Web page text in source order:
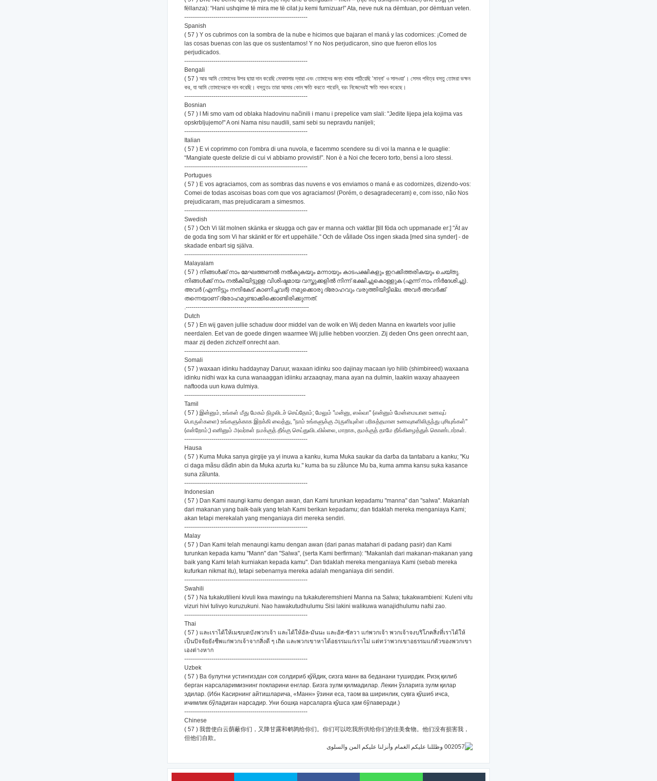
fëllanza): “Hani ushqime të mira me të cilat ju kemi furnizuar!” Ata, neve nuk na dëmtuan, por dëmtuan veten.
---------------------------------------------------------------
Spanish
( 57 ) Y os cubrimos con la sombra de la nube e hicimos que bajaran el maná y las codornices: ¡Comed de
las cosas buenas con las que os sustentamos! Y no Nos perjudicaron, sino que fueron ellos los
perjudicados.
---------------------------------------------------------------
Bengali
( 57 ) আর আমি তোমাদের উপর ছায়া দান করেছি মেঘমালার দ্বারা এবং তোমাদের জন্য খাবার পাঠিয়েছি ’মান্না’ ও সালওয়া’। সেসব পবিত্র বস্তু তোমরা ভক্ষন
কর, যা আমি তোমাদেরকে দান করেছি। বস্তুতঃ তারা আমার কোন ক্ষতি করতে পারেনি, বরং নিজেদেরই ক্ষতি সাধন করেছে।
---------------------------------------------------------------
Bosnian
( 57 ) I Mi smo vam od oblaka hladovinu načinili i manu i prepelice vam slali: "Jedite lijepa jela kojima vas
opskrbljujemo!" A oni Nama nisu naudili, sami sebi su nepravdu nanijeli;
---------------------------------------------------------------
Italian
( 57 ) E vi coprimmo con l'ombra di una nuvola, e facemmo scendere su di voi la manna e le quaglie:
“Mangiate queste delizie di cui vi abbiamo provvisti!”. Non è a Noi che fecero torto, bensì a loro stessi.
---------------------------------------------------------------
Portugues
( 57 ) E vos agraciamos, com as sombras das nuvens e vos enviamos o maná e as codornizes, dizendo-vos:
Comei de todas ascoisas boas com que vos agraciamos! (Porém, o desagradeceram) e, com isso, não Nos
prejudicaram, mas prejudicaram a simesmos.
---------------------------------------------------------------
Swedish
( 57 ) Och Vi lät molnen skänka er skugga och gav er manna och vaktlar [till föda och uppmanade er:] "Ät av
de goda ting som Vi har skänkt er för ert uppehälle." Och de vållade Oss ingen skada [med sina synder] - de
skadade enbart sig själva.
---------------------------------------------------------------
Malayalam
( 57 ) നിങ്ങള്‍ക്ക് നാം മേഘത്തണല്‍ നല്‍കുകയും മന്നായും കാടപക്ഷികളും ഇറക്കിത്തരികയും ചെയ്തു.
നിങ്ങള്‍ക്ക് നാം നല്‍കിയിട്ടുള്ള വിശിഷ്ടമായ വസ്തുക്കളില്‍ നിന്ന് ഭക്ഷിച്ചുകൊള്ളുക (എന്ന് നാം നിര്‍ദേശിച്ചു).
അവര്‍ (എന്നിട്ടും നന്ദികേട് കാണിച്ചവര്‍) നമുക്കൊരു ദ്രോഹവും വരുത്തിയിട്ടില്ല. അവര്‍ അവര്‍ക്ക്
തന്നെയാണ് ദ്രോഹമുണ്ടാക്കിക്കൊണ്ടിരിക്കുന്നത്‌.
.---------------------------------------------------------------
Dutch
( 57 ) En wij gaven jullie schaduw door middel van de wolk en Wij deden Manna en kwartels voor jullie
neerdalen. Eet van de goede dingen waarmee Wij jullie hebben voorzien. Zij deden Ons geen onrecht aan,
maar zij deden zichzelf onrecht aan.
---------------------------------------------------------------
Somali
( 57 ) waxaan idinku haddaynay Daruur, waxaan idinku soo dajinay macaan iyo hilib (shimbireed) waxaana
idinku nidhi wax ka cuna wanaaggan idiinku arzaaqnay, mana ayan na dulmin, laakiin waxay ahaayeen
naftooda uun kuwa dulmiya.
--------------------------------------------------------------
Tamil
( 57 ) இன்னும், உங்கள் மீது மேகம் நிழலிடச் செய்தோம்; மேலும் "மன்னு, ஸல்வா" (என்னும் மேன்மையான உணவுப்
பொருள்களை) உங்களுக்காக இறக்கி வைத்து, "நாம் உங்களுக்கு அருளியுள்ள பரிசுத்தமான உணவுகளிலிருந்து புசியுங்கள்"
(என்றோம்;) எனினும் அவர்கள் நமக்குத் தீங்கு செய்துவிடவில்லை, மாறாக, தமக்குத் தாமே தீங்கிழைத்துக் கொண்டார்கள்.
---------------------------------------------------------------
Hausa
( 57 ) Kuma Muka sanya girgije ya yi inuwa a kanku, kuma Muka saukar da darɓa da tantabaru a kanku; "Ku
ci daga mãsu dãɗin abin da Muka azurta ku." kuma ba su zãlunce Mu ba, kuma amma kansu suka kasance
suna zãlunta.
---------------------------------------------------------------
Indonesian
( 57 ) Dan Kami naungi kamu dengan awan, dan Kami turunkan kepadamu "manna" dan "salwa". Makanlah
dari makanan yang baik-baik yang telah Kami berikan kepadamu; dan tidaklah mereka menganiaya Kami;
akan tetapi merekalah yang menganiaya diri mereka sendiri.
---------------------------------------------------------------
Malay
( 57 ) Dan Kami telah menaungi kamu dengan awan (dari panas matahari di padang pasir) dan Kami
turunkan kepada kamu "Mann" dan "Salwa", (serta Kami berfirman): "Makanlah dari makanan-makanan yang
baik yang Kami telah kurniakan kepada kamu". Dan tidaklah mereka menganiaya Kami (sebab mereka
kufurkan nikmat itu), tetapi sebenarnya mereka adalah menganiaya diri sendiri.
---------------------------------------------------------------
Swahili
( 57 ) Na tukakutilieni kivuli kwa mawingu na tukakuteremshieni Manna na Salwa; tukakwambieni: Kuleni vitu
vizuri hivi tulivyo kuruzukuni. Nao hawakutudhulumu Sisi lakini walikuwa wanajidhulumu nafsi zao.
---------------------------------------------------------------
Thai
( 57 ) และเราได้ให้เมฆบดบังพวกเจ้า และได้ให้อัล-มันนะ และอัส-ซัลวา แก่พวกเจ้า พวกเจ้าจงบริโภคสิ่งที่เราได้ให้
เป็นปัจจัยยังชีพแก่พวกเจ้าจากสิ่งดี ๆ เถิด และพวกเขาหาได้อธรรมแก่เราไม่ แต่ทว่าพวกเขาอธรรมแก่ตัวของพวกเขา
เองต่างหาก
---------------------------------------------------------------
Uzbek
( 57 ) Ва булутни устингиздан соя солдириб қўйдик, сизга манн ва беданани туширдик. Ризқ қилиб
берган нарсаларимизнинг покларини енглар. Бизга зулм қилмадилар. Лекин ўзларига зулм қилар
эдилар. (Ибн Касирнинг айтишларича, «Манн» ўзини еса, таом ва ширинлик, сувга қўшиб ичса,
ичимлик бўладиган нарсадир. Уни бошқа нарсаларга қўшса ҳам бўлаверади.)
---------------------------------------------------------------
Chinese
( 57 ) 我曾使白云荫蔽你们，又降甘露和鹌鹑给你们。你们可以吃我所供给你们的佳美食物。他们没有损害我，
但他们自欺。